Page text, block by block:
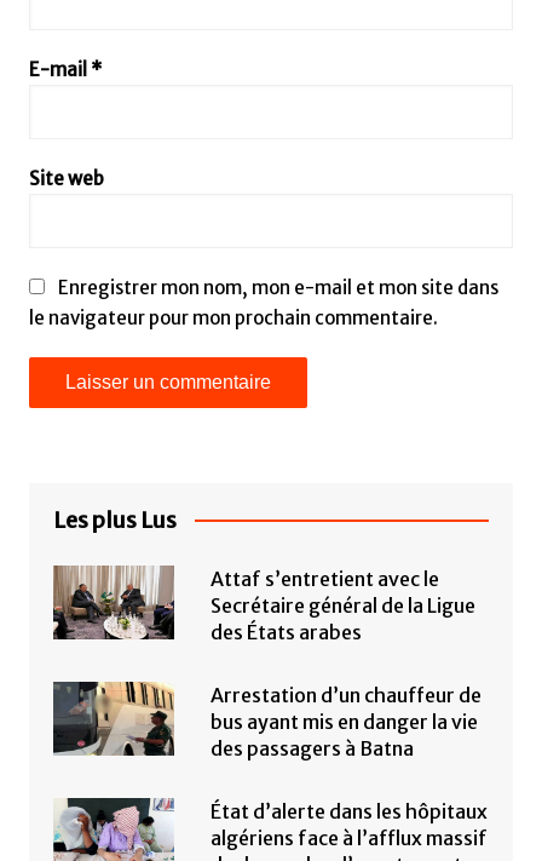
E-mail *
Site web
Enregistrer mon nom, mon e-mail et mon site dans
le navigateur pour mon prochain commentaire.
Les plus Lus
Attaf s’entretient avec le
Secrétaire général de la Ligue
des États arabes
Arrestation d’un chauffeur de
bus ayant mis en danger la vie
des passagers à Batna
État d’alerte dans les hôpitaux
algériens face à l’afflux massif